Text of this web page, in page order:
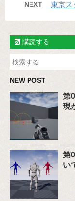
NEXT 東京ス
購読する
NEW POST
第
現
第
い